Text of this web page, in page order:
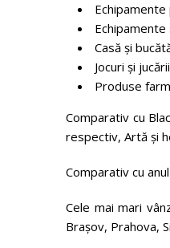
Casă și
Jocuri și
Produse
Comparativ cu
respectiv, Artă și
Comparativ cu
Cele mai mari
Brașov, Prahova,